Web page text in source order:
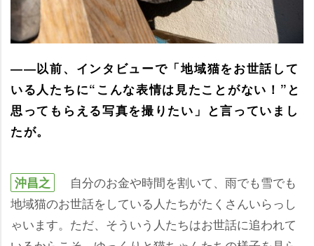
――以前、インタビューで「地域猫をお世話して
いる人たちに“こんな表情は見たことがない！”と
思ってもらえる写真を撮りたい」と言っていまし
たが。
沖昌之
自分のお金や時間を割いて、雨でも雪でも
地域猫のお世話をしている人たちがたくさんいらっし
ゃいます。ただ、そういう人たちはお世話に追われて